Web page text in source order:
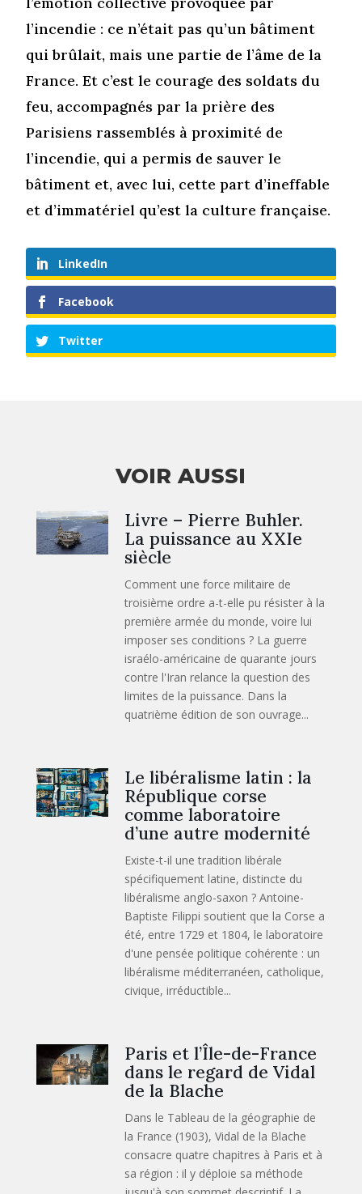
l’incendie : ce n’était pas qu’un bâtiment
qui brûlait, mais une partie de l’âme de la
France. Et c’est le courage des soldats du
feu, accompagnés par la prière des
Parisiens rassemblés à proximité de
l’incendie, qui a permis de sauver le
bâtiment et, avec lui, cette part d’ineffable
et d’immatériel qu’est la culture française.
LinkedIn
Facebook
Twitter
VOIR AUSSI
Livre – Pierre Buhler.
La puissance au XXIe
siècle
Comment une force militaire de
troisième ordre a-t-elle pu résister à la
première armée du monde, voire lui
imposer ses conditions ? La guerre
israélo-américaine de quarante jours
contre l'Iran relance la question des
limites de la puissance. Dans la
quatrième édition de son ouvrage...
Le libéralisme latin : la
République corse
comme laboratoire
d’une autre modernité
Existe-t-il une tradition libérale
spécifiquement latine, distincte du
libéralisme anglo-saxon ? Antoine-
Baptiste Filippi soutient que la Corse a
été, entre 1729 et 1804, le laboratoire
d'une pensée politique cohérente : un
libéralisme méditerranéen, catholique,
civique, irréductible...
Paris et l’Île-de-France
dans le regard de Vidal
de la Blache
Dans le Tableau de la géographie de
la France (1903), Vidal de la Blache
consacre quatre chapitres à Paris et à
sa région : il y déploie sa méthode